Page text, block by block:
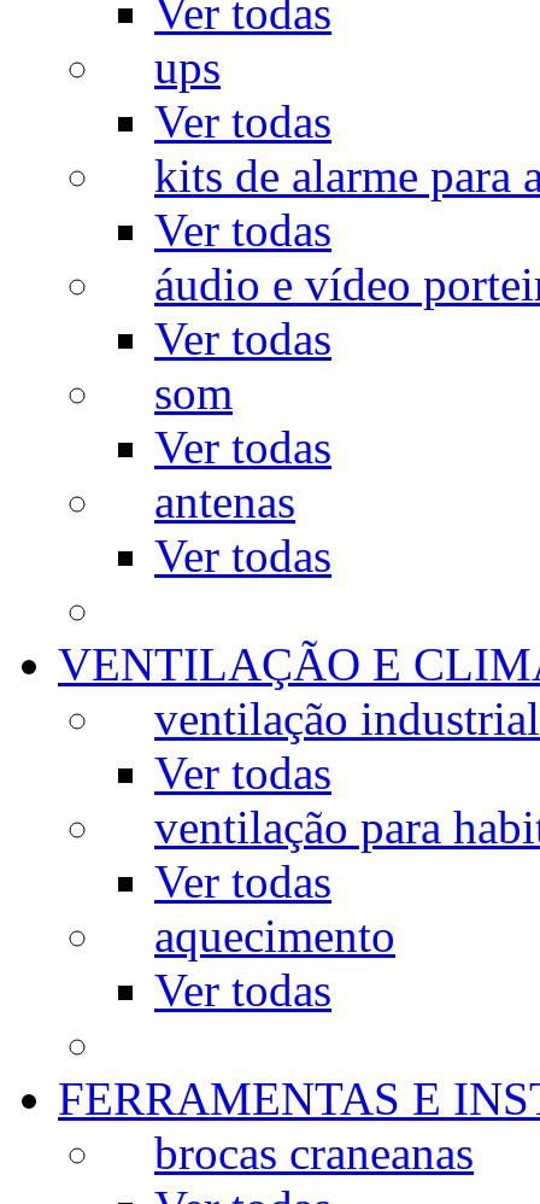
Ver todas
ups
Ver todas
kits de alarme para
Ver todas
áudio e vídeo
Ver todas
som
Ver todas
antenas
Ver todas
VENTILAÇÃO E
ventilação industrial
Ver todas
ventilação para
Ver todas
aquecimento
Ver todas
FERRAMENTAS E
brocas craneanas